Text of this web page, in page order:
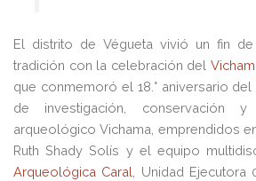
El distrito de Végueta vivió un fin
tradición con la celebración del
que conmemoró el 18.° aniversario
de investigación, conservación
arqueológico Vichama, emprendidos
Ruth Shady Solís y el equipo
Arqueológica Caral
, Unidad